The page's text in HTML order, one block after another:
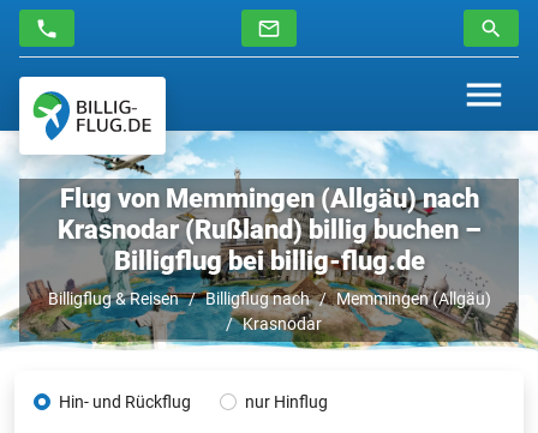
Flug von Memmingen (Allgäu) nach
Krasnodar (Rußland) billig buchen –
Billigflug bei billig-flug.de
Billigflug & Reisen Billigflug nach
Memmingen (Allgäu)
Krasnodar
Hin- und Rückflug nur Hinflug